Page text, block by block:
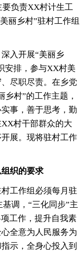
负责XX村计生工
丽乡村”驻村工作组
入开展“美丽乡
安排，参与XX村美
尽职尽责。在乡党
村”的工作主题，
事，善于思考，勤
村干部群众的大
展。现将驻村工作
织的要求
工作组必须每月驻
调，“三化同步”主
工作，提升自我素
全意为人民服务为
示，全身心投入到